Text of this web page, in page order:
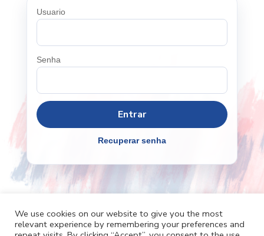
Usuario
Senha
Recuperar senha
Cafh.org Cafh App
Contatos
We use cookies on our website to give you the most
relevant experience by remembering your preferences and